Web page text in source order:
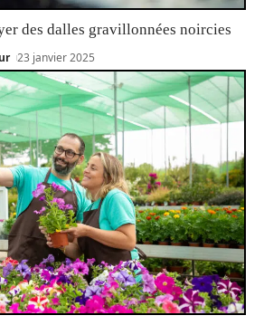
des dalles gravillonnées noircies
23 janvier 2025